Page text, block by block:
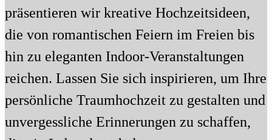
präsentieren wir kreative Hochzeitsideen,
die von romantischen Feiern im Freien bis
hin zu eleganten Indoor-Veranstaltungen
reichen. Lassen Sie sich inspirieren, um Ihre
persönliche Traumhochzeit zu gestalten und
unvergessliche Erinnerungen zu schaffen,